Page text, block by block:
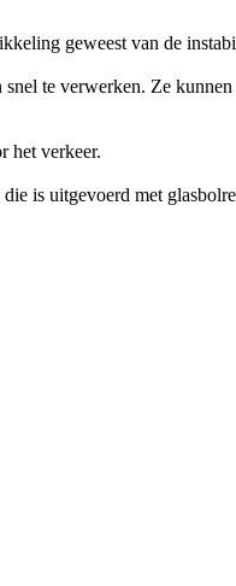
geweest van de
te verwerken. Ze
het verkeer.
is uitgevoerd met